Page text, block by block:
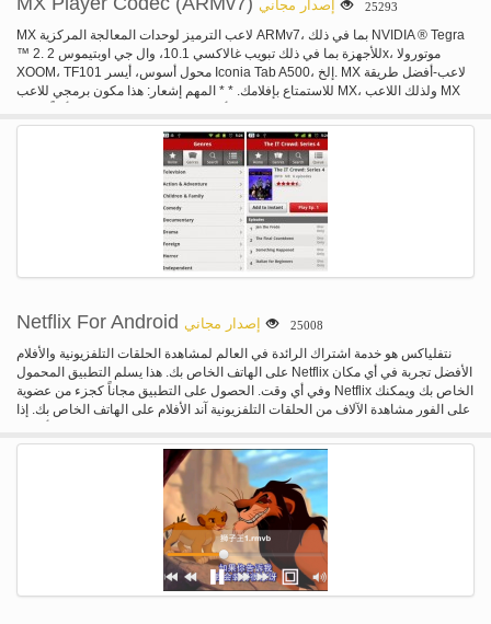
إصدار مجاني 25293
MX لاعب الترميز لوحدات المعالجة المركزية ARMv7، بما في ذلك NVIDIA ® Tegra
™ 2. للأجهزة بما في ذلك تبويب غالاكسي 10.1، وال جي اوبتيموس 2x، موتورولا
XOOM، TF101 محول أسوس، أيسر Iconia Tab A500، إلخ. MX لاعب-أفضل طريقة
للاستمتاع بإفلامك. * * المهم إشعار: هذا مكون برمجي للاعب MX، ولذلك اللاعب MX
الترميز تلقائياً إذا لزم الأمر. لا تحتاج إلى تثبيت برامج الترميز إلا إذا كان اللاعب MX
Netflix For Android إصدار مجاني 25008
نتفلياكس هو خدمة اشتراك الرائدة في العالم لمشاهدة الحلقات التلفزيونية والأفلام
على الهاتف الخاص بك. هذا يسلم التطبيق المحمول Netflix الأفضل تجربة في أي مكان
وفي أي وقت. الحصول على التطبيق مجاناً كجزء من عضوية Netflix الخاص بك ويمكنك
على الفور مشاهدة الآلاف من الحلقات التلفزيونية آند الأفلام على الهاتف الخاص بك. إذا
الخاص بك مع التجربة المجانية لدينا شهر واحد.